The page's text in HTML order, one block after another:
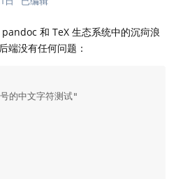
和 TeX 生态系统中的沉疴浪
端没有任何问题：
中文字符测试"